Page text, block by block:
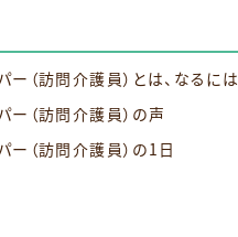
ー（訪問介護員）とは、なるには
ー（訪問介護員）の声
ー（訪問介護員）の1日